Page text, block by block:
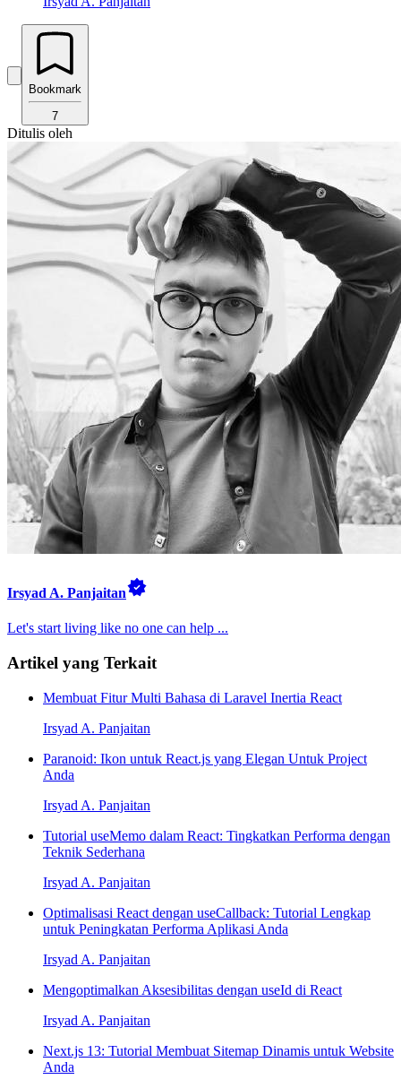
Bookmark
7
Ditulis oleh
Irsyad A. Panjaitan
Let's start living like no one can help ...
Artikel yang Terkait
Membuat Fitur Multi Bahasa di Laravel Inertia React
Irsyad A. Panjaitan
Paranoid: Ikon untuk React.js yang Elegan Untuk Project
Anda
Irsyad A. Panjaitan
Tutorial useMemo dalam React: Tingkatkan Performa dengan
Teknik Sederhana
Irsyad A. Panjaitan
Optimalisasi React dengan useCallback: Tutorial Lengkap
untuk Peningkatan Performa Aplikasi Anda
Irsyad A. Panjaitan
Mengoptimalkan Aksesibilitas dengan useId di React
Irsyad A. Panjaitan
Next.js 13: Tutorial Membuat Sitemap Dinamis untuk Website
Anda